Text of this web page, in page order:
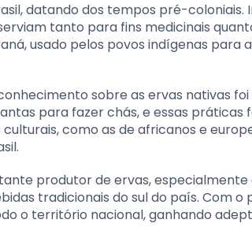
datando dos tempos pré-coloniais.
tanto para fins medicinais
usado pelos povos indígenas para
sobre as ervas nativas
para fazer chás, e essas
como as de africanos e
produtor de ervas,
tradicionais do sul do país. Com o
o território nacional, ganhando